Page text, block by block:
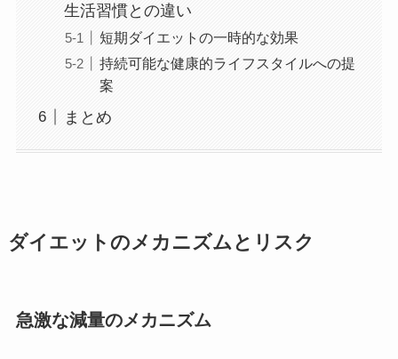
生活習慣との違い
短期ダイエットの一時的な効果
持続可能な健康的ライフスタイルへの提
案
まとめ
ダイエットのメカニズムとリスク
急激な減量のメカニズム